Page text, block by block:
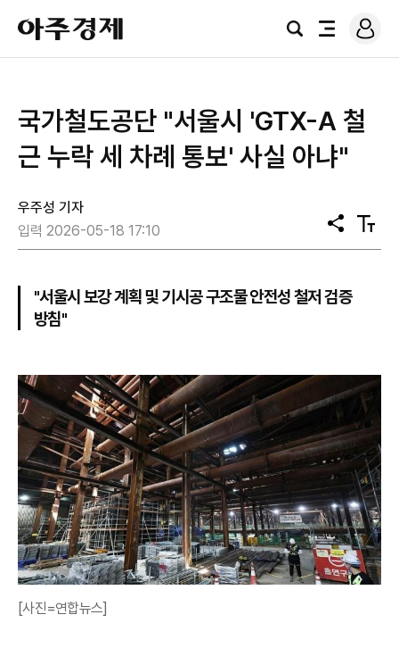
아
주
경
검
전
로
그
국가철도공단 "서울시 'GTX-A 철
근 누락 세 차례 통보' 사실 아냐"
우주성 기자
입력 2026-05-18 17:10
공
유
텍
스
"서울시 보강 계획 및 기시공 구조물 안전성 철저 검증
방침"
[사진=연합뉴스]